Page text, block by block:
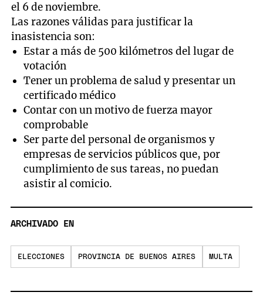
el 6 de noviembre.
Las razones válidas para justificar la
inasistencia son:
Estar a más de 500 kilómetros del lugar de
votación
Tener un problema de salud y presentar un
certificado médico
Contar con un motivo de fuerza mayor
comprobable
Ser parte del personal de organismos y
empresas de servicios públicos que, por
cumplimiento de sus tareas, no puedan
asistir al comicio.
ARCHIVADO EN
ELECCIONES PROVINCIA DE BUENOS AIRES MULTA